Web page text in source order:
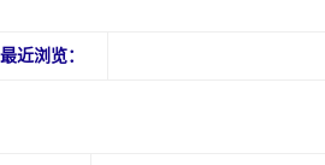
最近浏览：